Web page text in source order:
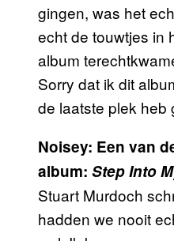
gingen, was het
echt de touwtjes in
album
Sorry dat ik dit
de laatste plek heb
Noisey: Een van
album: Step Into
Stuart Murdoch
hadden we nooit